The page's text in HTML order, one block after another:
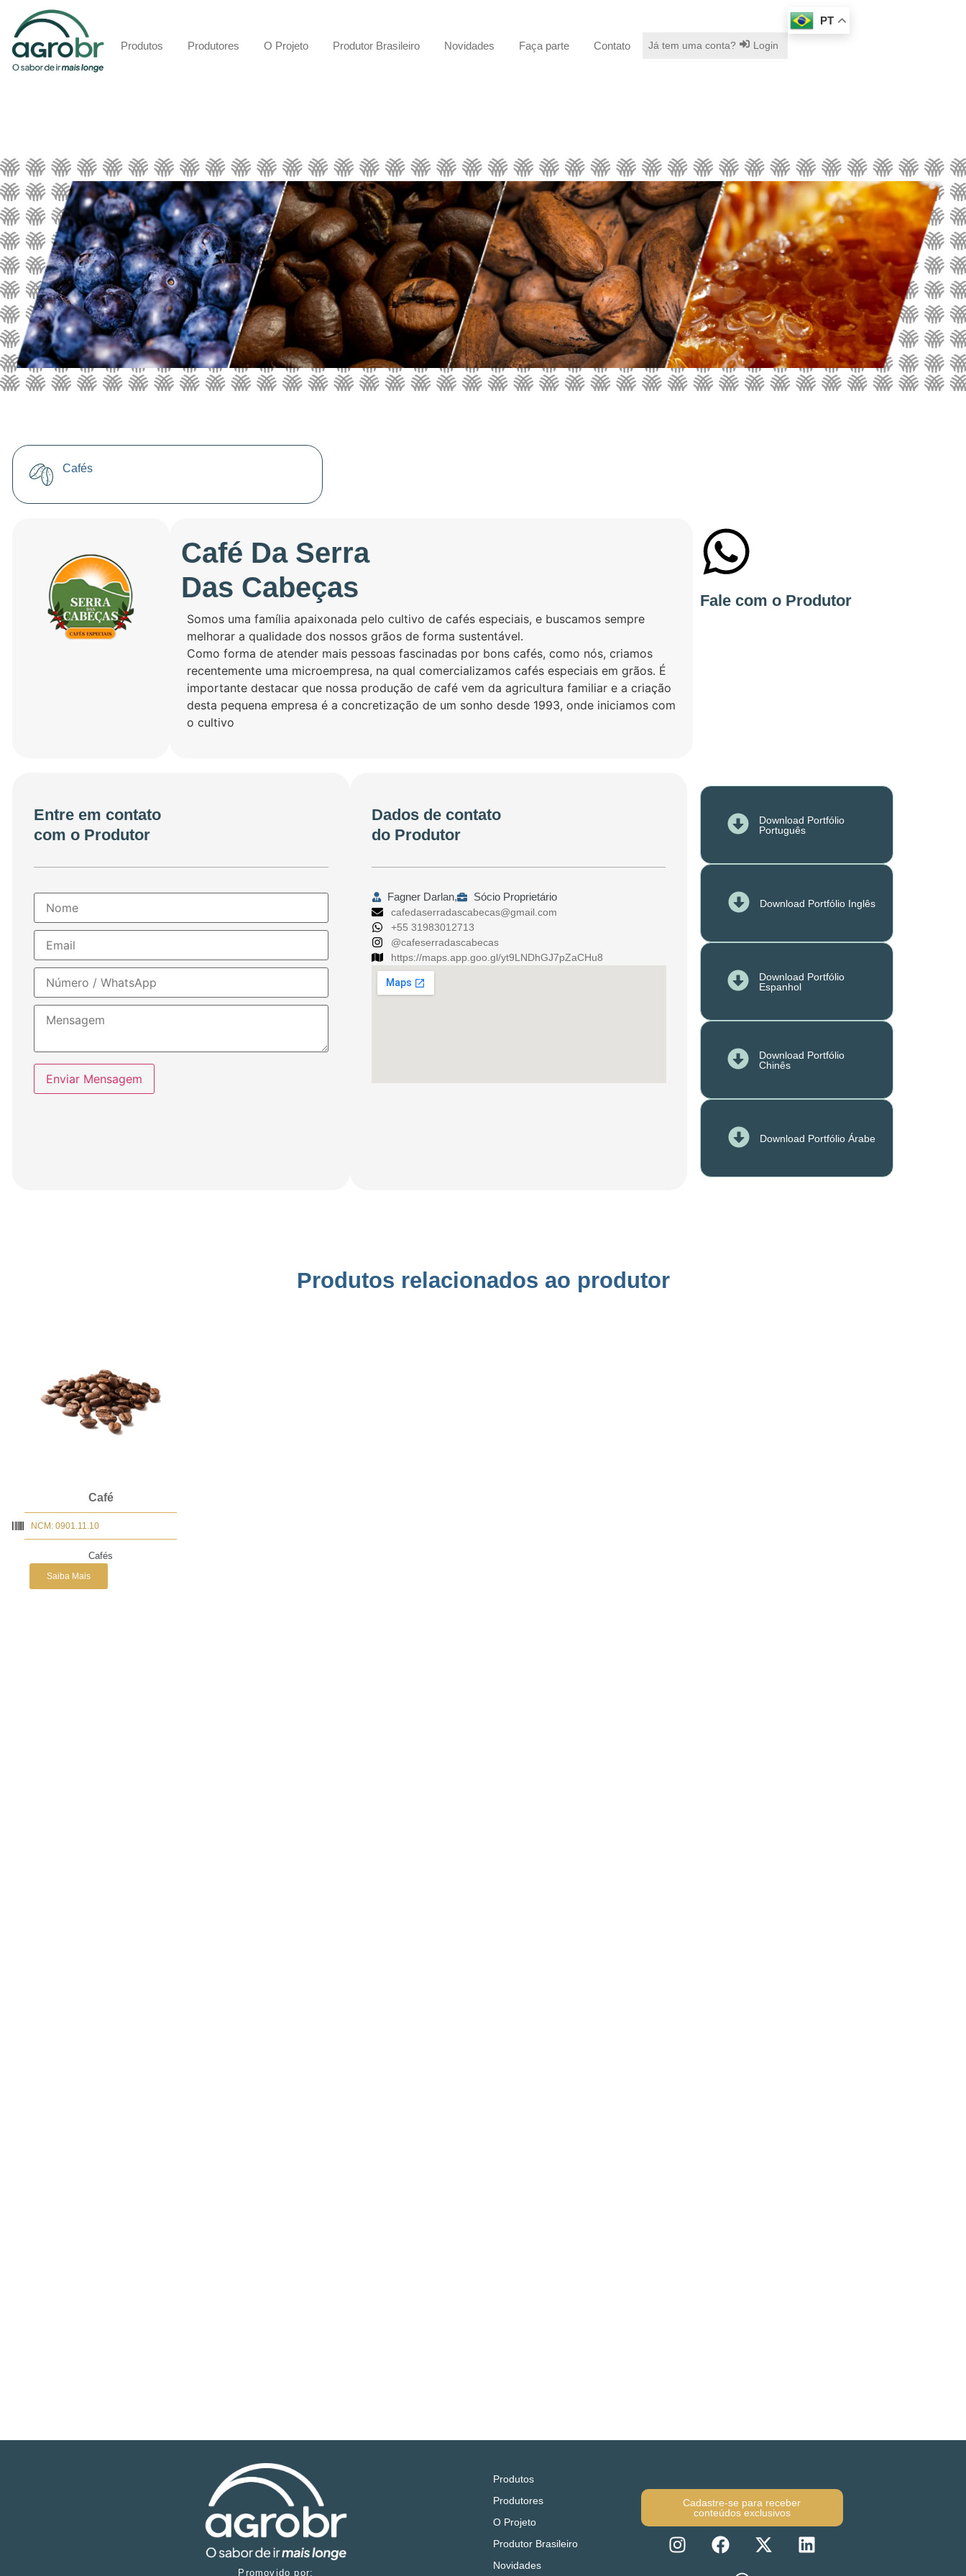
Produtos Produtores O Projeto Produtor Brasileiro Novidades Faça parte Contato Já tem uma conta? Login
PT
Cafés
Café Da Serra
Das Cabeças
Somos uma família apaixonada pelo cultivo de cafés especiais, e buscamos sempre
melhorar a qualidade dos nossos grãos de forma sustentável.
Como forma de atender mais pessoas fascinadas por bons cafés, como nós, criamos
recentemente uma microempresa, na qual comercializamos cafés especiais em grãos. É
importante destacar que nossa produção de café vem da agricultura familiar e a criação
desta pequena empresa é a concretização de um sonho desde 1993, onde iniciamos com
o cultivo
Fale com o Produtor
Entre em contato
com o Produtor
Enviar Mensagem
Dados de contato
do Produtor
Fagner Darlan, Sócio Proprietário
cafedaserradascabecas@gmail.com
+55 31983012713
@cafeserradascabecas
https://maps.app.goo.gl/yt9LNDhGJ7pZaCHu8
Download Portfólio
Português
Download Portfólio Inglês
Download Portfólio
Espanhol
Download Portfólio
Chinês
Download Portfólio Árabe
Produtos relacionados ao produtor
Café
NCM: 0901.11.10
Cafés
Saiba Mais
Promovido por:
Produtos
Produtores
O Projeto
Produtor Brasileiro
Novidades
Cadastre-se para receber
conteúdos exclusivos